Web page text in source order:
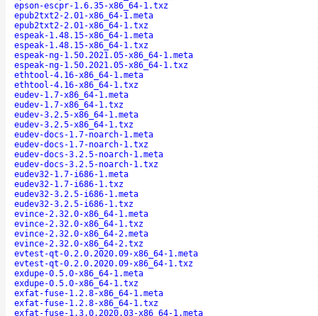
epson-escpr-1.6.35-x86_64-1.txz
epub2txt2-2.01-x86_64-1.meta
epub2txt2-2.01-x86_64-1.txz
espeak-1.48.15-x86_64-1.meta
espeak-1.48.15-x86_64-1.txz
espeak-ng-1.50.2021.05-x86_64-1.meta
espeak-ng-1.50.2021.05-x86_64-1.txz
ethtool-4.16-x86_64-1.meta
ethtool-4.16-x86_64-1.txz
eudev-1.7-x86_64-1.meta
eudev-1.7-x86_64-1.txz
eudev-3.2.5-x86_64-1.meta
eudev-3.2.5-x86_64-1.txz
eudev-docs-1.7-noarch-1.meta
eudev-docs-1.7-noarch-1.txz
eudev-docs-3.2.5-noarch-1.meta
eudev-docs-3.2.5-noarch-1.txz
eudev32-1.7-i686-1.meta
eudev32-1.7-i686-1.txz
eudev32-3.2.5-i686-1.meta
eudev32-3.2.5-i686-1.txz
evince-2.32.0-x86_64-1.meta
evince-2.32.0-x86_64-1.txz
evince-2.32.0-x86_64-2.meta
evince-2.32.0-x86_64-2.txz
evtest-qt-0.2.0.2020.09-x86_64-1.meta
evtest-qt-0.2.0.2020.09-x86_64-1.txz
exdupe-0.5.0-x86_64-1.meta
exdupe-0.5.0-x86_64-1.txz
exfat-fuse-1.2.8-x86_64-1.meta
exfat-fuse-1.2.8-x86_64-1.txz
exfat-fuse-1.3.0.2020.03-x86_64-1.meta